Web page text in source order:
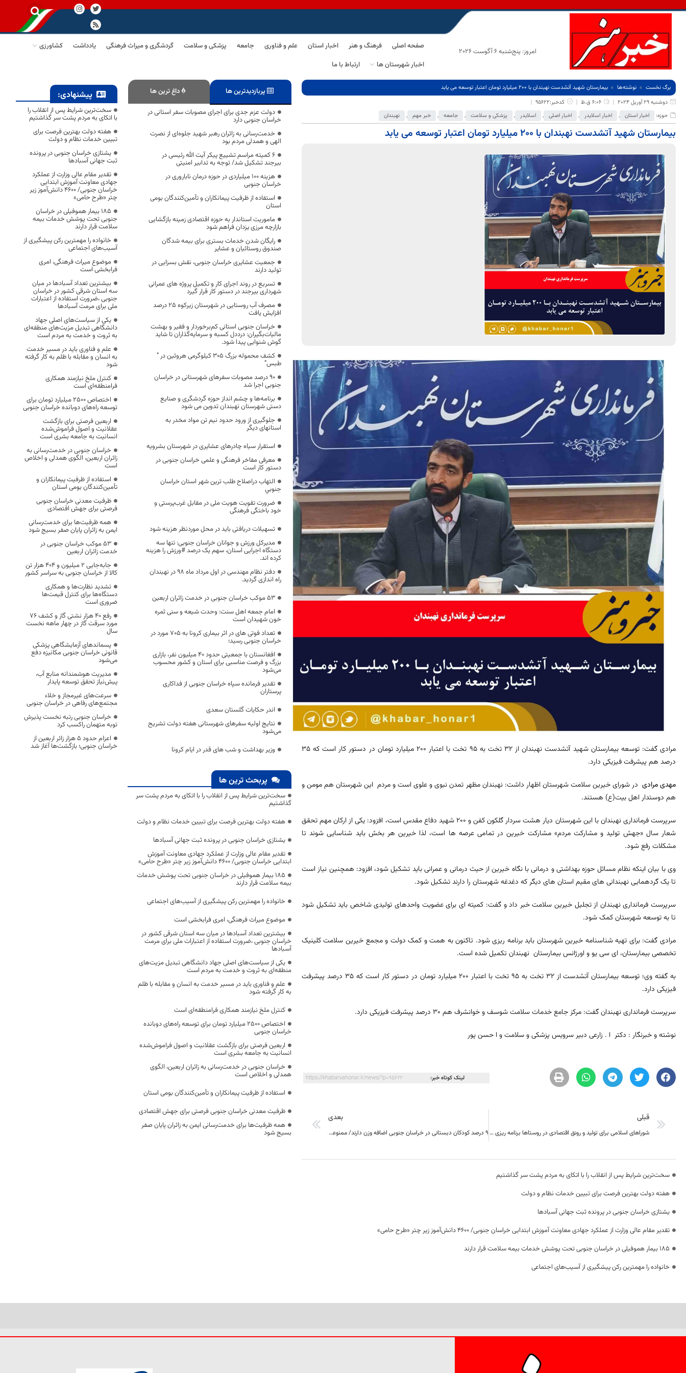
امروز: پنج‌شنبه 6 آگوست 2026
صفحه اصلی فرهنگ و هنر اخبار استان علم و فناوری جامعه پزشکی و سلامت گردشگری و میراث فرهنگی یادداشت
کشاورزی
اخبار شهرستان ها
ارتباط با ما
برگ نخست نوشته‌ها
بیمارستان شهید آتشدست نهبندان با ۲۰۰ میلیارد تومان اعتبار توسعه می یابد
دوشنبه 29 آوریل 2024
6:06 ق.ظ
کدخبر:95622
حوزه:
اخبار استان , اخبار اسلایدر , اخبار اصلی , اسلایدر , پزشکی و سلامت , جامعه , خبر مهم , نهبندان
بیمارستان شهید آتشدست نهبندان با ۲۰۰ میلیارد تومان اعتبار توسعه می یابد
مرادی گفت: توسعه بیمارستان شهید آتشدست نهبندان از ۳۲ تخت به ۹۵ تخت با اعتبار ۲۰۰ میلیارد تومان در دستور کار است که ۳۵
درصد هم پیشرفت فیزیکی دارد.
مهدی مرادی در شورای خیرین سلامت شهرستان اظهار داشت: نهبندان مظهر تمدن نبوی و علوی است و مردم این شهرستان هم مومن و
هم دوستدار اهل بیت(ع) هستند.
سرپرست فرمانداری نهبندان با این شهرستان دیار هشت سردار گلکون کفن و ۲۰۰ شهید دفاع مقدس است، افزود: یکی از ارکان مهم تحقق
شعار سال «جهش تولید و مشارکت مردم» مشارکت خیرین در تمامی عرصه ها است، لذا خیرین هر بخش باید شناسایی شوند تا
مشکلات رفع شود.
وی با بیان اینکه نظام مسائل حوزه بهداشتی و درمانی با نگاه خیرین از حیث درمانی و عمرانی باید تشکیل شود، افزود: همچنین نیاز است
تا یک گردهمایی نهبندانی های مقیم استان های دیگر که دغدغه شهرستان را دارند تشکیل شود.
سرپرست فرمانداری نهبندان از تجلیل خیرین سلامت خبر داد و گفت: کمیته ای برای عضویت واحدهای تولیدی شاخص باید تشکیل شود
تا به توسعه شهرستان کمک شود.
مرادی گفت: برای تهیه شناسنامه خیرین شهرستان باید برنامه ریزی شود. تاکنون به همت و کمک دولت و مجمع خیرین سلامت کلینیک
تخصصی بیمارستان، ای سی یو و اورژانس بیمارستان نهبندان تکمیل شده است.
به گفته وی؛ توسعه بیمارستان آتشدست از ۳۲ تخت به ۹۵ تخت با اعتبار ۲۰۰ میلیارد تومان در دستور کار است که ۳۵ درصد پیشرفت
فیزیکی دارد.
سرپرست فرمانداری نهبندان گفت: مرکز جامع خدمات سلامت شوسف و خوانشرف هم ۳۰ درصد پیشرفت فیزیکی دارد.
نوشته و خبرنگار : دکتر ا . زارعی دبیر سرویس پزشکی و سلامت و ا حسن پور
لینک کوتاه خبر: https://khabarvahonar.ir/news/?p=95622
قبلی
شوراهای اسلامی برای تولید و رونق اقتصادی در روستاها برنامه‌ ریزی کنند
بعدی
۹ درصد کودکان دبستانی در خراسان جنوبی اضافه وزن دارند/ ممنوعیت تبلیغات خدمات و کالا‌های آسیب رسان به سلامت
سخت‌ترین شرایط پس از انقلاب را با اتکای به مردم پشت سر گذاشتیم
هفته دولت بهترین فرصت برای تبیین خدمات نظام و دولت
یشتازی خراسان جنوبی در پرونده ثبت جهانی آسبادها
تقدیر مقام عالی وزارت از عملکرد جهادی معاونت آموزش ابتدایی خراسان جنوبی/ ۴۶۰۰ دانش‌آموز زیر چتر «طرح حامی»
۱۸۵ بیمار هموفیلی در خراسان جنوبی تحت پوشش خدمات بیمه سلامت قرار دارند
خانواده را مهمترین رکن پیشگیری از آسیب‌های اجتماعی
پربازدیدترین ها داغ ترین ها
دولت عزم جدی برای اجرای مصوبات سفر استانی در
خراسان جنوبی دارد
خدمت‌رسانی به زائران رهبر شهید جلوه‌ای از نصرت
الهی و همدلی مردم بود
۶ کمیته‌ مراسم تشییع پیکر آیت الله رئیسی در
بیرجند تشکیل شد/ توجه به تدابیر امنیتی
هزینه ۱۰۰ میلیاردی در حوزه درمان ناباروری در
خراسان جنوبی
استفاده از ظرفیت پیمانکاران و تأمین‌کنندگان بومی
استان
ماموریت استاندار به حوزه اقتصادی زمینه بازگشایی
بازارچه مرزی یزدان فراهم شود
رایگان شدن خدمات بستری برای بیمه شدگان
صندوق روستائیان و عشایر
جمعیت عشایری خراسان جنوبی، نقش بسزایی در
تولید دارند
تسریع در روند اجرای کار و تکمیل پروژه های عمرانی
شهرداری بیرجند در دستور کار قرار گیرد
مصرف آب روستایی در شهرستان زیرکوه ۲۵ درصد
افزایش یافت
خراسان جنوبی استانی کم‌برخوردار و فقیر و بهشت
مالیات‌بگیران: درددل کسبه و سرمایه‌گذاران تا شاید
گوش شنوایی پیدا شود.
کشف محموله بزرگ ۳۰۵ کیلوگرمی هروئین در ”
طبس”
۹۰ درصد مصوبات سفرهای شهرستانی در خراسان
جنوبی اجرا شد
برنامه‌ها و چشم انداز حوزه گردشگری و صنایع
دستی شهرستان نهبندان تدوین می شود
جلوگیری از ورود حدود نیم تن مواد مخدر به
استانهای دیگر
استقرار سیاه چادر‌های عشایری در شهرستان بشرویه
معرفی مفاخر فرهنگی و علمی خراسان جنوبی در
دستور کار است
التهاب دراصلاح طلب ترين شهر استان خراسان
جنوبي
ضرورت تقویت هویت ملی در مقابل غرب‌پرستی و
خود باختگی فرهنگی
تسهیلات دریافتی باید در محل موردنظر هزینه شود
مدیرکل ورزش و جوانان خراسان جنوبی: تنها سه
دستگاه اجرایی استان، سهم یک درصد #ورزش را هزینه
کرده اند.
دفتر نظام مهندسی در اول مرداد ماه 98 در نهبندان
راه اندازی گردید.
53 موکب خراسان جنوبی در خدمت زائران اربعین
امام جمعه اهل سنت: وحدت شیعه و سنی ثمره
خون شهیدان است
تعداد فوتی های در اثر بیماری کرونا به 705 مورد در
خراسان جنوبی رسید؛
افغانستان با جمعیتی حدود ۴۰ میلیون نفر، بازاری
بزرگ و فرصت مناسبی برای استان و کشور محسوب
می‌شود
تقدیر فرمانده سپاه خراسان جنوبی از فداکاری
پرستاران
اندر حکایات گلستان سعدی
نتایج اولیه سفرهای شهرستانی هفته دولت تشریح
می‌شود
وزیر بهداشت و شب های قدر در ایام کرونا
پربحث ترین ها
سخت‌ترین شرایط پس از انقلاب را با اتکای به مردم پشت سر
گذاشتیم
هفته دولت بهترین فرصت برای تبیین خدمات نظام و دولت
یشتازی خراسان جنوبی در پرونده ثبت جهانی آسبادها
تقدیر مقام عالی وزارت از عملکرد جهادی معاونت آموزش
ابتدایی خراسان جنوبی/ ۴۶۰۰ دانش‌آموز زیر چتر «طرح حامی»
۱۸۵ بیمار هموفیلی در خراسان جنوبی تحت پوشش خدمات
بیمه سلامت قرار دارند
خانواده را مهمترین رکن پیشگیری از آسیب‌های اجتماعی
موضوع میراث فرهنگی، امری فرابخشی است
بیشترین تعداد آسبادها در میان سه استان شرقی کشور در
خراسان جنوبی ،ضرورت استفاده از اعتبارات ملی برای مرمت
آسبادها
یکی از سیاست‌های اصلی جهاد دانشگاهی تبدیل مزیت‌های
منطقه‌ای به ثروت و خدمت به مردم است
علم و فناوری باید در مسیر خدمت به انسان و مقابله با ظلم
به کار گرفته شود
کنترل ملخ نیازمند همکاری فرامنطقه‌ای است
اختصاص 2500 میلیارد تومان برای توسعه راه‌های دوبانده
خراسان جنوبی
اربعین فرصتی برای بازگشت عقلانیت و اصول فراموش‌شده
انسانیت به جامعه بشری است
خراسان جنوبی در خدمت‌رسانی به زائران اربعین، الگوی
همدلی و اخلاص است
استفاده از ظرفیت پیمانکاران و تأمین‌کنندگان بومی استان
ظرفیت معدنی خراسان جنوبی فرصتی برای جهش اقتصادی
همه ظرفیت‌ها برای خدمت‌رسانی ایمن به زائران پایان صفر
بسیج شود
پیشنهادی:
سخت‌ترین شرایط پس از انقلاب را
با اتکای به مردم پشت سر گذاشتیم
هفته دولت بهترین فرصت برای
تبیین خدمات نظام و دولت
یشتازی خراسان جنوبی در پرونده
ثبت جهانی آسبادها
تقدیر مقام عالی وزارت از عملکرد
جهادی معاونت آموزش ابتدایی
خراسان جنوبی/ ۴۶۰۰ دانش‌آموز زیر
چتر «طرح حامی»
۱۸۵ بیمار هموفیلی در خراسان
جنوبی تحت پوشش خدمات بیمه
سلامت قرار دارند
خانواده را مهمترین رکن پیشگیری از
آسیب‌های اجتماعی
موضوع میراث فرهنگی، امری
فرابخشی است
بیشترین تعداد آسبادها در میان
سه استان شرقی کشور در خراسان
جنوبی ،ضرورت استفاده از اعتبارات
ملی برای مرمت آسبادها
یکی از سیاست‌های اصلی جهاد
دانشگاهی تبدیل مزیت‌های منطقه‌ای
به ثروت و خدمت به مردم است
علم و فناوری باید در مسیر خدمت
به انسان و مقابله با ظلم به کار گرفته
شود
کنترل ملخ نیازمند همکاری
فرامنطقه‌ای است
اختصاص 2500 میلیارد تومان برای
توسعه راه‌های دوبانده خراسان جنوبی
اربعین فرصتی برای بازگشت
عقلانیت و اصول فراموش‌شده
انسانیت به جامعه بشری است
خراسان جنوبی در خدمت‌رسانی به
زائران اربعین، الگوی همدلی و اخلاص
است
استفاده از ظرفیت پیمانکاران و
تأمین‌کنندگان بومی استان
ظرفیت معدنی خراسان جنوبی
فرصتی برای جهش اقتصادی
همه ظرفیت‌ها برای خدمت‌رسانی
ایمن به زائران پایان صفر بسیج شود
53 موکب خراسان جنوبی در
خدمت زائران اربعین
جابه‌جایی 2 میلیون و 404 هزار تن
کالا از خراسان جنوبی به سراسر کشور
تشدید نظارت‌ها و همکاری
دستگاه‌ها برای کنترل قیمت‌ها
ضروری است
رفع 40 هزار نشتی گاز و کشف 76
مورد سرقت گاز در چهار ماهه نخست
سال
پسماندهای آزمایشگاهی پزشکی
قانونی خراسان جنوبی مکانیزه دفع
می‌شود
مدیریت هوشمندانه منابع آب،
پیش‌نیاز تحقق توسعه پایدار
سرعت‌های غیرمجاز و خلاء
مجتمع‌های رفاهی در خراسان جنوبی
خراسان جنوبی رتبه نخست پذیرش
توبه متهمان راکسب کرد
اعزام حدود 5 هزار زائر اربعین از
خراسان جنوبی؛ بازگشت‌ها آغاز شد